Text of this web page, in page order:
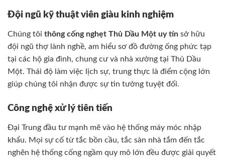
Đội ngũ kỹ thuật viên giàu kinh nghiệm
Chúng tôi thông cống nghẹt Thủ Dầu Một uy tín sở hữu
đội ngũ thợ lành nghề, am hiểu sơ đồ đường ống phức tạp
tại các hộ gia đình, chung cư và nhà xưởng tại Thủ Dầu
Một. Thái độ làm việc lịch sự, trung thực là điểm cộng lớn
giúp chúng tôi nhận được sự tin tưởng tuyệt đối.
Công nghệ xử lý tiên tiến
Đại Trung đầu tư mạnh mẽ vào hệ thống máy móc nhập
khẩu. Mọi sự cố từ tắc bồn cầu, tắc sàn nhà tắm đến tắc
nghẽn hệ thống cống ngầm quy mô lớn đều được giải quyết